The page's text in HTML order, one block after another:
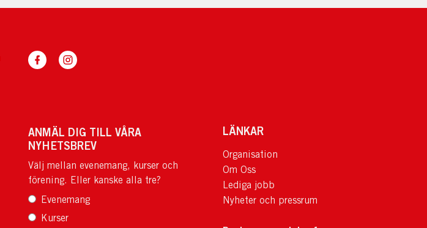
ANMÄL DIG TILL VÅRA
NYHETSBREV
Välj mellan evenemang, kurser och
förening. Eller kanske alla tre?
Evenemang
Kurser
LÄNKAR
Organisation
Om Oss
Lediga jobb
Nyheter och pressrum